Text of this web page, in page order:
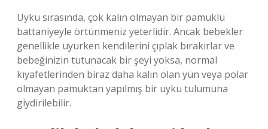
Uyku sırasında, çok kalın olmayan bir pamuklu
battaniyeyle örtünmeniz yeterlidir. Ancak bebekler
genellikle uyurken kendilerini çıplak bırakırlar ve
bebeğinizin tutunacak bir şeyi yoksa, normal
kıyafetlerinden biraz daha kalın olan yün veya polar
olmayan pamuktan yapılmış bir uyku tulumuna
giydirilebilir.